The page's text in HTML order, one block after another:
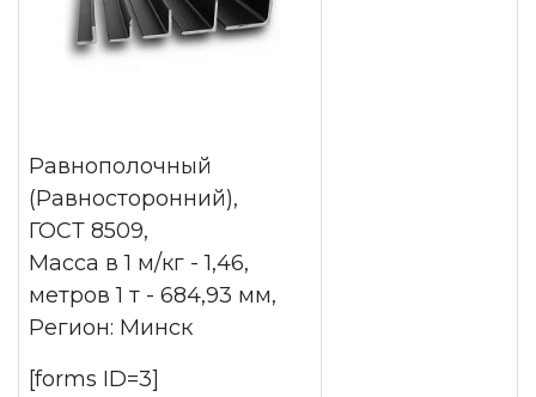
Равнополочный
(Равносторонний),
ГОСТ 8509,
Масса в 1 м/кг - 1,46,
метров 1 т - 684,93 мм,
Регион: Минск
[forms ID=3]